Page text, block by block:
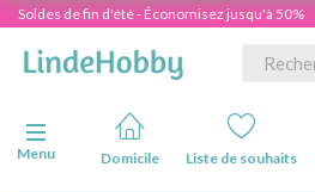
Soldes de fin d'été - Économisez jusqu'à 50%
Basculer la navigation
Menu
Domicile Liste de souhaits